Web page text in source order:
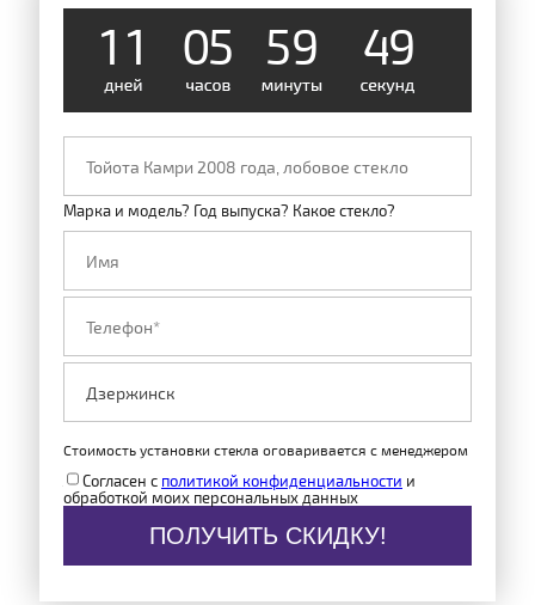
1 1 05 59 49
Марка и модель? Год выпуска? Какое стекло?
Стоимость установки стекла оговаривается с менеджером
Согласен с политикой конфиденциальности и
обработкой моих персональных данных
ПОЛУЧИТЬ СКИДКУ!